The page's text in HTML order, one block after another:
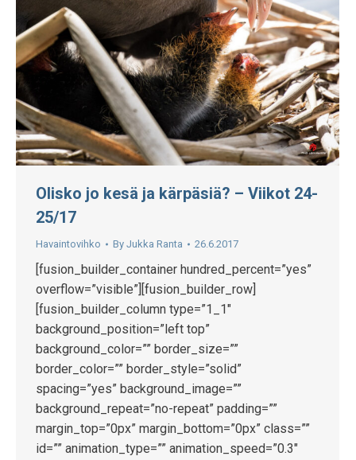
Olisko jo kesä ja kärpäsiä? – Viikot 24-
25/17
Havaintovihko By Jukka Ranta 26.6.2017
[fusion_builder_container hundred_percent=”yes”
overflow=”visible”][fusion_builder_row]
[fusion_builder_column type=”1_1″
background_position=”left top”
background_color=”” border_size=””
border_color=”” border_style=”solid”
spacing=”yes” background_image=””
background_repeat=”no-repeat” padding=””
margin_top=”0px” margin_bottom=”0px” class=””
id=”” animation_type=”” animation_speed=”0.3″